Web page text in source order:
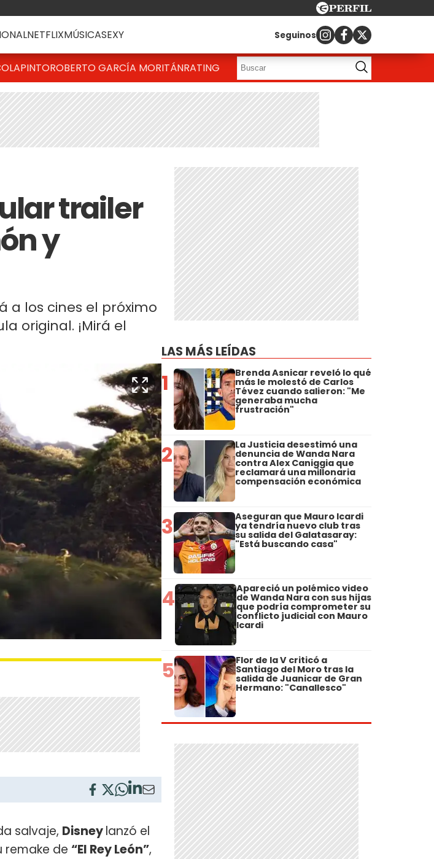
NETFLIXMÚSICASEXY Seguinos
ROBERTO GARCÍA MORITÁNRATING
trailer
y
a los cines el próximo
original. ¡Mirá el
salvaje, Disneylanzó el
remake de “El Rey León”,
LAS MÁS LEÍDAS
1 Brenda Asnicar reveló lo qué
más le molestó de Carlos
Tévez cuando salieron: "Me
generaba mucha
frustración"
2 La Justicia desestimó una
denuncia de Wanda Nara
contra Alex Caniggia que
reclamará una millonaria
compensación económica
3 Aseguran que Mauro Icardi
ya tendría nuevo club tras
su salida del Galatasaray:
"Está buscando casa"
4 Apareció un polémico video
de Wanda Nara con sus hijas
que podría comprometer su
conflicto judicial con Mauro
Icardi
5 Flor de la V criticó a
Santiago del Moro tras la
salida de Juanicar de Gran
Hermano: "Canallesco"